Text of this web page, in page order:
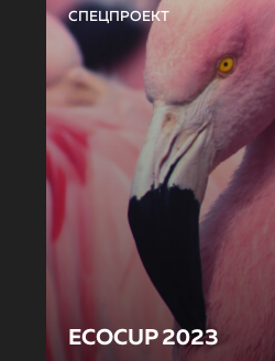
СПЕЦПРОЕКТ
ECOCUP 2023